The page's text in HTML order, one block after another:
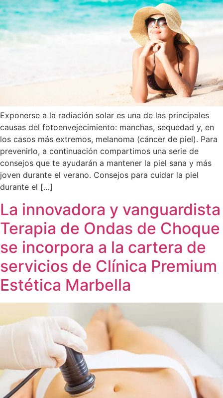
Exponerse a la radiación solar es una de las principales
causas del fotoenvejecimiento: manchas, sequedad y, en
los casos más extremos, melanoma (cáncer de piel). Para
prevenirlo, a continuación compartimos una serie de
consejos que te ayudarán a mantener la piel sana y más
joven durante el verano. Consejos para cuidar la piel
durante el […]
La innovadora y vanguardista
Terapia de Ondas de Choque
se incorpora a la cartera de
servicios de Clínica Premium
Estética Marbella